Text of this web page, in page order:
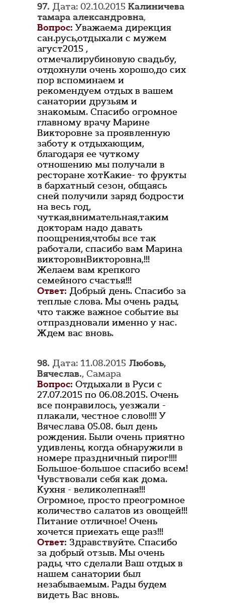
97. Дата: 02.10.2015 Калиничева
тамара александровна,
Вопрос: Уважаема дирекция
сан.русь,отдыхали с мужем
агуст2015 ,
отмечалирубиновую свадьбу,
отдохнули очень хорошо,до сих
пор вспоминаем и
рекомендуем отдых в вашем
санатории друзьям и
знакомым. Спасибо огромное
главному врачу Марине
Викторовне за проявленную
заботу к отдыхающим,
благодаря ее чуткому
отношению мы получали в
ресторане хотКакие- то фрукты
в бархатный сезон, общаясь
сней получили заряд бодрости
на весь год,
чуткая,внимательная,таким
докторам надо давать
поощрения,чтобы все так
работали, спасибо вам Марина
викторовнВикторовна,!!!
Желаем вам крепкого
семейного счастья!!!
Ответ: Добрый день. Спасибо за
теплые слова. Мы очень рады,
что также важное событие вы
отпраздновали именно у нас.
Ждем вас вновь.
98. Дата: 11.08.2015 Любовь,
Вячеслав., Самара
Вопрос: Отдыхали в Руси с
27.07.2015 по 06.08.2015. Очень
все понравилось, уезжали -
плакали, честное слово!!!! У
Вячеслава 05.08. был день
рождения. Были очень приятно
удивлены, когда обнаружили в
номере праздничный пирог!!!!
Большое-большое спасибо всем!
Чувствовали себя как дома.
Кухня - великолепная!!!
Огромное, просто преогромное
количество салатов из овощей!!!
Питание отличное! Очень
хочется приехать еще раз!!!
Ответ: Здравствуйте. Спасибо
за добрый отзыв. Мы очень
рады, что сделали Ваш отдых в
нашем санатории был
незабываемым. Рады будем
видеть Вас вновь.